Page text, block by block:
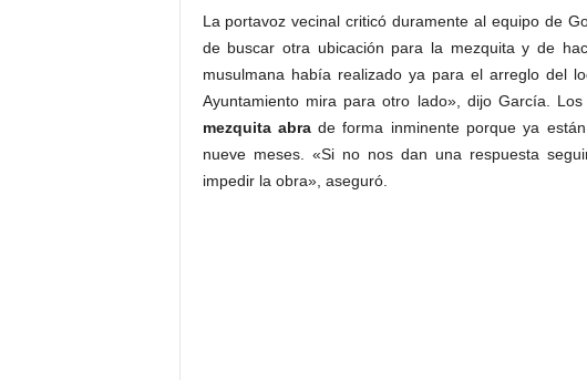
La portavoz vecinal criticó duramente al equipo de
de buscar otra ubicación para la mezquita y de
musulmana había realizado ya para el arreglo del
Ayuntamiento mira para otro lado», dijo García.
mezquita abrade forma inminente porque ya
nueve meses. «Si no nos dan una respuesta
impedir la obra», aseguró.